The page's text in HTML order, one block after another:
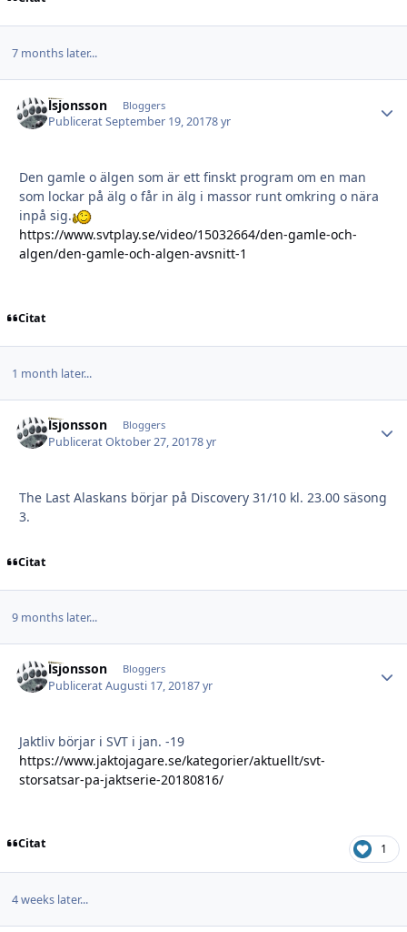
7 months later...
lsjonsson Bloggers
PubliceratSeptember 19, 20178 yr
Den gamle o älgen som är ett finskt program om en man
som lockar på älg o får in älg i massor runt omkring o nära
inpå sig.
https://www.svtplay.se/video/15032664/den-gamle-och-
algen/den-gamle-och-algen-avsnitt-1
Citat
1 month later...
lsjonsson Bloggers
PubliceratOktober 27, 20178 yr
The Last Alaskans börjar på Discovery 31/10 kl. 23.00 säsong
3.
Citat
9 months later...
lsjonsson Bloggers
PubliceratAugusti 17, 20187 yr
Jaktliv börjar i SVT i jan. -19
https://www.jaktojagare.se/kategorier/aktuellt/svt-
storsatsar-pa-jaktserie-20180816/
Citat 1
4 weeks later...